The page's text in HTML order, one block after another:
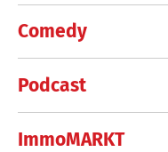
Comedy
Podcast
ImmoMARKT